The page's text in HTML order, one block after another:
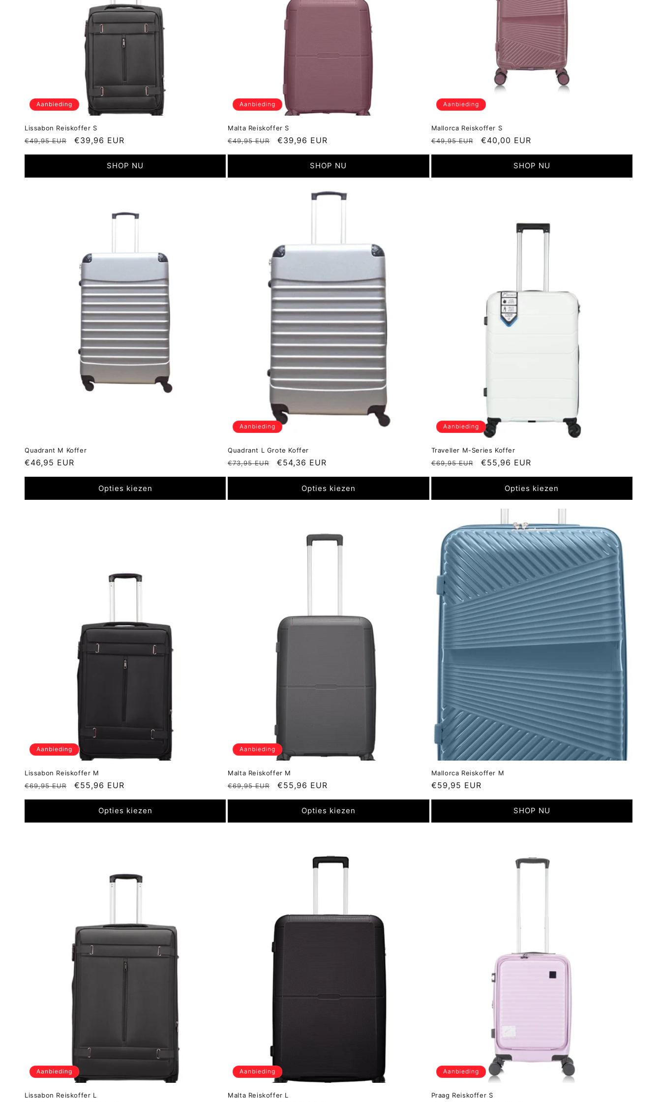
Aanbieding
Lissabon Reiskoffer S
Normale
€49,95 EUR Aanbiedingsprijs
€39,96 EUR
SHOP NU
Aanbieding
Malta Reiskoffer S
Normale
€49,95 EUR Aanbiedingsprijs
€39,96 EUR
SHOP NU
Aanbieding
Mallorca Reiskoffer S
Normale
€49,95 EUR Aanbiedingsprijs
€40,00 EUR
SHOP NU
Quadrant M Koffer
Normale
prijs
€46,95 EUR
Opties kiezen
Aanbieding
Quadrant L Grote Koffer
Normale
prijs
€73,95 EUR Aanbiedingsprijs
€54,36 EUR
Opties kiezen
Aanbieding
Traveller M-Series Koffer
Normale
prijs
€69,95 EUR Aanbiedingsprijs
€55,96 EUR
Opties kiezen
Aanbieding
Lissabon Reiskoffer M
Normale
€69,95 EUR Aanbiedingsprijs
€55,96 EUR
Opties kiezen
Aanbieding
Malta Reiskoffer M
Normale
€69,95 EUR Aanbiedingsprijs
€55,96 EUR
Opties kiezen
Mallorca Reiskoffer M
Normale
€59,95 EUR
SHOP NU
Aanbieding
Lissabon Reiskoffer L
Aanbieding
Malta Reiskoffer L
Aanbieding
Praag Reiskoffer S